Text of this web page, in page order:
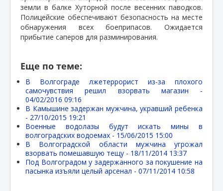
земли в балке Хуторной после весенних паводков.
Полицейские обеспечивают безопасность на месте
обнаружения всех боеприпасов. Ожидается
прибытие саперов для разминирования.
Еще по теме:
В Волгограде лжетеррорист из-за плохого
самочувствия решил взорвать магазин -
04/02/2016 09:16
В Камышине задержан мужчина, укравший ребенка
- 27/10/2015 19:21
Военные водолазы будут искать мины в
волгоградских водоемах - 15/06/2015 15:00
В Волгоградской области мужчина угрожал
взорвать помешавшую тещу - 18/11/2014 13:37
Под Волгоградом у задержанного за покушение на
пасынка изъяли целый арсенал - 07/11/2014 10:58